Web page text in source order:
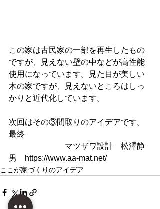
この家は古民家の一部を再生したもの
ですが、見えない壁の中などが高性能
使用になっています。見た目が美しい
木の家ですが、見えないところはしっ
かりと近代化しています。
次回はその③間取りのアイデアです。
最終
マツザワ設計　松澤静
男　https://www.aa-mat.net/
ここが家づくりのアイデア